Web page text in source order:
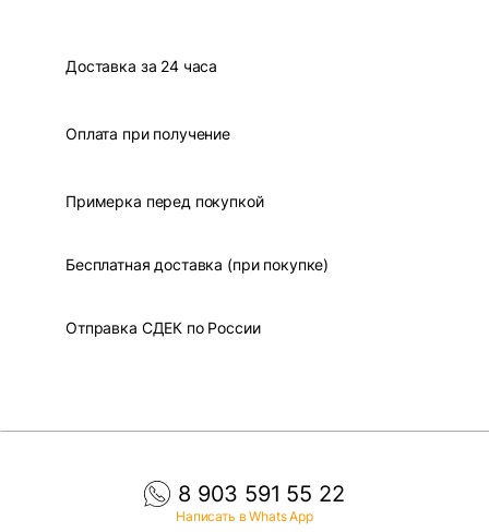
Доставка за 24 часа
Оплата при получение
Примерка перед покупкой
Бесплатная доставка (при покупке)
Отправка СДЕК по России
8 903 591 55 22
Написать в Whats App